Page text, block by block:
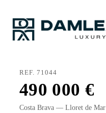
REF. 71044
490 000
Costa Brava — Lloret de Mar